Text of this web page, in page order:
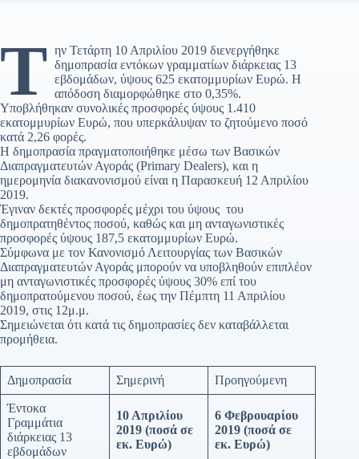
Τ ην Τετάρτη 10 Απριλίου 2019 διενεργήθηκε
δημοπρασία εντόκων γραμματίων διάρκειας 13
εβδομάδων, ύψους 625 εκατομμυρίων Ευρώ. Η
απόδοση διαμορφώθηκε στο 0,35%.
Υποβλήθηκαν συνολικές προσφορές ύψους 1.410
εκατομμυρίων Ευρώ, που υπερκάλυψαν το ζητούμενο ποσό
κατά 2,26 φορές.
Η δημοπρασία πραγματοποιήθηκε μέσω των Βασικών
Διαπραγματευτών Αγοράς (Primary Dealers), και η
ημερομηνία διακανονισμού είναι η Παρασκευή 12 Απριλίου
2019.
Έγιναν δεκτές προσφορές μέχρι του ύψους του
δημοπρατηθέντος ποσού, καθώς και μη ανταγωνιστικές
προσφορές ύψους 187,5 εκατομμυρίων Ευρώ.
Σύμφωνα με τον Κανονισμό Λειτουργίας των Βασικών
Διαπραγματευτών Αγοράς μπορούν να υποβληθούν επιπλέον
μη ανταγωνιστικές προσφορές ύψους 30% επί του
δημοπρατούμενου ποσού, έως την Πέμπτη 11 Απριλίου
2019, στις 12μ.μ.
Σημειώνεται ότι κατά τις δημοπρασίες δεν καταβάλλεται
προμήθεια.
Δημοπρασία Σημερινή Προηγούμενη
Έντοκα
Γραμμάτια
διάρκειας 13
εβδομάδων
10 Απριλίου
2019 (ποσά σε
εκ. Ευρώ)
6 Φεβρουαρίου
2019 (ποσά σε
εκ. Ευρώ)